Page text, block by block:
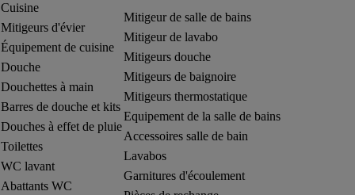
Cuisine
Mitigeurs d'évier
Équipement de cuisine
Douche
Douchettes à main
Barres de douche et kits
Douches à effet de pluie
Toilettes
WC lavant
Abattants WC
Mitigeur de salle de bains
Mitigeur de lavabo
Mitigeurs douche
Mitigeurs de baignoire
Mitigeurs thermostatique
Equipement de la salle de bains
Accessoires salle de bain
Lavabos
Garnitures d'écoulement